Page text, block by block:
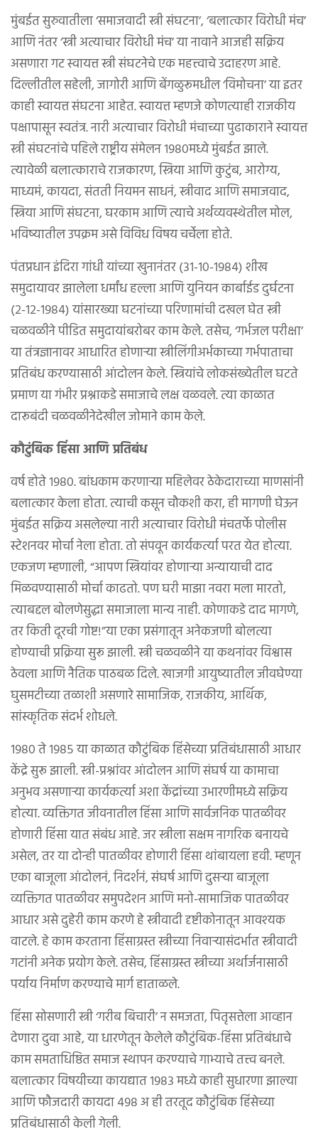
मुंबईत सुरुवातीला ‘समाजवादी स्त्री संघटना’, ‘बलात्कार विरोधी मंच’
आणि नंतर ‘स्त्री अत्याचार विरोधी मंच’ या नावाने आजही सक्रिय
असणारा गट स्वायत्त स्त्री संघटनेचे एक महत्त्वाचे उदाहरण आहे.
दिल्लीतील सहेली, जागोरी आणि बेंगळुरूमधील ‘विमोचना’ या इतर
काही स्वायत्त संघटना आहेत. स्वायत्त म्हणजे कोणत्याही राजकीय
पक्षापासून स्वतंत्र. नारी अत्याचार विरोधी मंचाच्या पुढाकाराने स्वायत्त
स्त्री संघटनांचे पहिले राष्ट्रीय संमेलन १९८०मध्ये मुंबईत झाले.
त्यावेळी बलात्काराचे राजकारण, स्त्रिया आणि कुटुंब, आरोग्य,
माध्यमं, कायदा, संतती नियमन साधनं, स्त्रीवाद आणि समाजवाद,
स्त्रिया आणि संघटना, घरकाम आणि त्याचे अर्थव्यवस्थेतील मोल,
भविष्यातील उपक्रम असे विविध विषय चर्चेला होते.
पंतप्रधान इंदिरा गांधी यांच्या खुनानंतर (३१-१०-१९८४) शीख
समुदायावर झालेला धर्मांध हल्ला आणि युनियन कार्बाईड दुर्घटना
(२-१२-१९८४) यांसारख्या घटनांच्या परिणामांची दखल घेत स्त्री
चळवळीने पीडित समुदायांबरोबर काम केले. तसेच, ‘गर्भजल परीक्षा’
या तंत्रज्ञानावर आधारित होणाऱ्या स्त्रीलिंगीअर्भकाच्या गर्भपाताचा
प्रतिबंध करण्यासाठी आंदोलन केले. स्त्रियांचे लोकसंख्येतील घटते
प्रमाण या गंभीर प्रश्नाकडे समाजाचे लक्ष वळवले. त्या काळात
दारूबंदी चळवळीनेदेखील जोमाने काम केले.
कौटुंबिक हिंसा आणि प्रतिबंध
वर्ष होते १९८०. बांधकाम करणाऱ्या महिलेवर ठेकेदाराच्या माणसांनी
बलात्कार केला होता. त्याची कसून चौकशी करा, ही मागणी घेऊन
मुंबईत सक्रिय असलेल्या नारी अत्याचार विरोधी मंचतर्फे पोलीस
स्टेशनवर मोर्चा नेला होता. तो संपवून कार्यकर्त्या परत येत होत्या.
एकजण म्हणाली, “आपण स्त्रियांवर होणाऱ्या अन्यायाची दाद
मिळवण्यासाठी मोर्चा काढतो. पण घरी माझा नवरा मला मारतो,
त्याबद्दल बोलणेसुद्धा समाजाला मान्य नाही. कोणाकडे दाद मागणे,
तर किती दूरची गोष्ट!”या एका प्रसंगातून अनेकजणी बोलत्या
होण्याची प्रक्रिया सुरू झाली. स्त्री चळवळीने या कथनांवर विश्वास
ठेवला आणि नैतिक पाठबळ दिले. खाजगी आयुष्यातील जीवघेण्या
घुसमटीच्या तळाशी असणारे सामाजिक, राजकीय, आर्थिक,
सांस्कृतिक संदर्भ शोधले.
१९८० ते १९८५ या काळात कौटुंबिक हिंसेच्या प्रतिबंधासाठी आधार
केंद्रे सुरू झाली. स्त्री-प्रश्नांवर आंदोलन आणि संघर्ष या कामाचा
अनुभव असणाऱ्या कार्यकर्त्या अशा केंद्रांच्या उभारणीमध्ये सक्रिय
होत्या. व्यक्तिगत जीवनातील हिंसा आणि सार्वजनिक पातळीवर
होणारी हिंसा यात संबंध आहे. जर स्त्रीला सक्षम नागरिक बनायचे
असेल, तर या दोन्ही पातळीवर होणारी हिंसा थांबायला हवी. म्हणून
एका बाजूला आंदोलनं, निदर्शनं, संघर्ष आणि दुसऱ्या बाजूला
व्यक्तिगत पातळीवर समुपदेशन आणि मनो-सामाजिक पातळीवर
आधार असे दुहेरी काम करणे हे स्त्रीवादी दृष्टीकोनातून आवश्यक
वाटले. हे काम करताना हिंसाग्रस्त स्त्रीच्या निवाऱ्यासंदर्भात स्त्रीवादी
गटांनी अनेक प्रयोग केले. तसेच, हिंसाग्रस्त स्त्रीच्या अर्थार्जनासाठी
पर्याय निर्माण करण्याचे मार्ग हाताळले.
हिंसा सोसणारी स्त्री ‘गरीब बिचारी’ न समजता, पितृसत्तेला आव्हान
देणारा दुवा आहे, या धारणेतून केलेले कौटुंबिक-हिंसा प्रतिबंधाचे
काम समताधिष्ठित समाज स्थापन करण्याचे गाभ्याचे तत्त्व बनले.
बलात्कार विषयीच्या कायद्यात १९८३ मध्ये काही सुधारणा झाल्या
आणि फौजदारी कायदा ४९८ अ ही तरतूद कौटुंबिक हिंसेच्या
प्रतिबंधासाठी केली गेली.